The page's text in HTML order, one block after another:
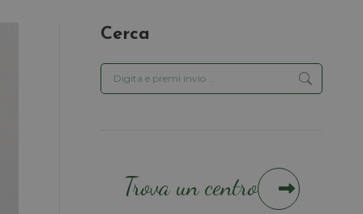
Cerca
Cerca:
Trova un centro